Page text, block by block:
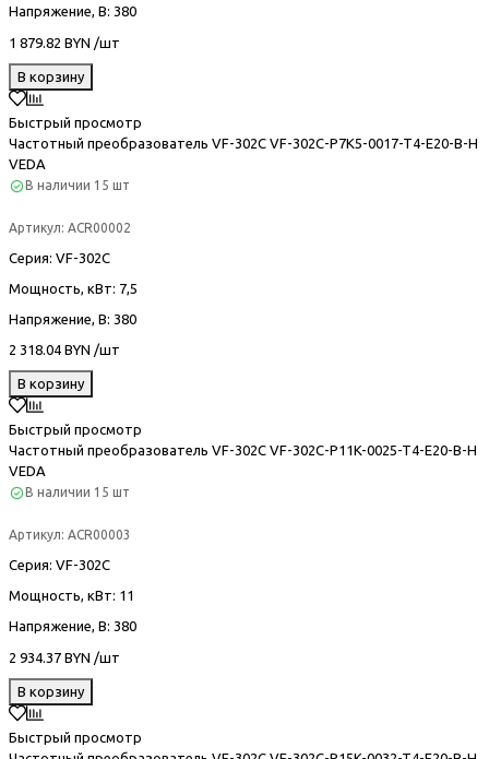
Напряжение, В: 380
1 879.82 BYN /шт
В корзину
Быстрый просмотр
Частотный преобразователь VF-302С VF-302C-P7K5-0017-T4-E20-B-H
VEDA
В наличии 15 шт
Артикул: ACR00002
Серия: VF-302С
Мощность, кВт: 7,5
Напряжение, В: 380
2 318.04 BYN /шт
В корзину
Быстрый просмотр
Частотный преобразователь VF-302С VF-302C-P11K-0025-T4-E20-B-H
VEDA
В наличии 15 шт
Артикул: ACR00003
Серия: VF-302С
Мощность, кВт: 11
Напряжение, В: 380
2 934.37 BYN /шт
В корзину
Быстрый просмотр